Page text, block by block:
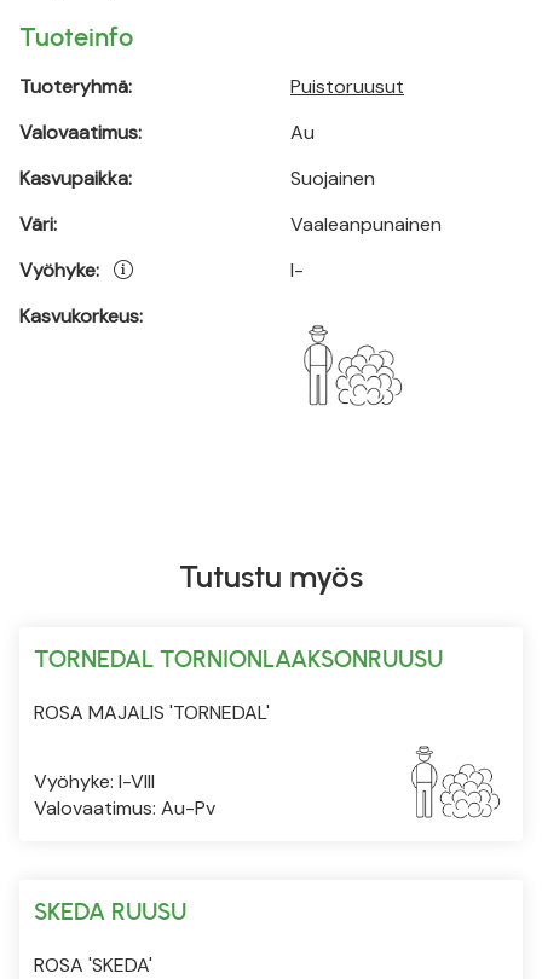
Tuoteinfo
Tuoteryhmä:
Valovaatimus:
Kasvupaikka:
Väri:
Vyöhyke:
Kasvukorkeus:
Puistoruusut
Au
Suojainen
Vaaleanpunainen
I-
Tutustu myös
TORNEDAL TORNIONLAAKSONRUUSU
ROSA MAJALIS 'TORNEDAL'
Vyöhyke: I-VIII
Valovaatimus: Au-Pv
SKEDA RUUSU
ROSA 'SKEDA'